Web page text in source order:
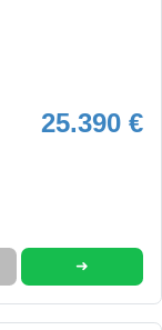
25.390 €
➜